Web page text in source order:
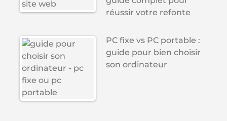
réussir votre refonte
PC fixe vs PC portable :
guide pour bien choisir
son ordinateur